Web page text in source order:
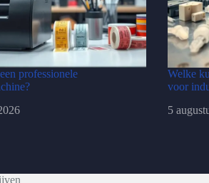
professionele
Welke
voor
5